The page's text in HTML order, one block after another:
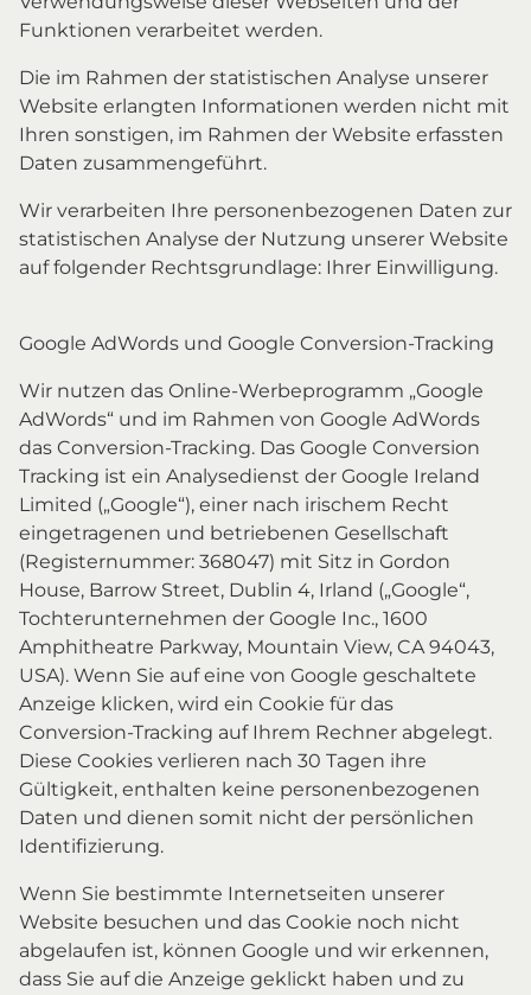
Funktionen verarbeitet werden.
Die im Rahmen der statistischen Analyse unserer
Website erlangten Informationen werden nicht mit
Ihren sonstigen, im Rahmen der Website erfassten
Daten zusammengeführt.
Wir verarbeiten Ihre personenbezogenen Daten zur
statistischen Analyse der Nutzung unserer Website
auf folgender Rechtsgrundlage: Ihrer Einwilligung.
Google AdWords und Google Conversion-Tracking
Wir nutzen das Online-Werbeprogramm „Google
AdWords“ und im Rahmen von Google AdWords
das Conversion-Tracking. Das Google Conversion
Tracking ist ein Analysedienst der Google Ireland
Limited („Google“), einer nach irischem Recht
eingetragenen und betriebenen Gesellschaft
(Registernummer: 368047) mit Sitz in Gordon
House, Barrow Street, Dublin 4, Irland („Google“,
Tochterunternehmen der Google Inc., 1600
Amphitheatre Parkway, Mountain View, CA 94043,
USA). Wenn Sie auf eine von Google geschaltete
Anzeige klicken, wird ein Cookie für das
Conversion-Tracking auf Ihrem Rechner abgelegt.
Diese Cookies verlieren nach 30 Tagen ihre
Gültigkeit, enthalten keine personenbezogenen
Daten und dienen somit nicht der persönlichen
Identifizierung.
Wenn Sie bestimmte Internetseiten unserer
Website besuchen und das Cookie noch nicht
abgelaufen ist, können Google und wir erkennen,
dass Sie auf die Anzeige geklickt haben und zu